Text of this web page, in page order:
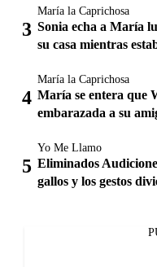
María la Caprichosa
Sonia echa a María
su casa mientras
María la Caprichosa
María se entera que
embarazada a su
Yo Me Llamo
Eliminados
gallos y los gestos